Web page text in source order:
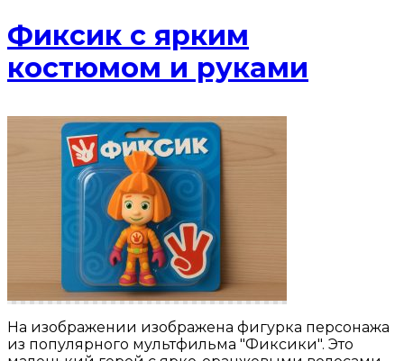
Фиксик с ярким
костюмом и руками
На изображении изображена фигурка персонажа
из популярного мультфильма "Фиксики". Это